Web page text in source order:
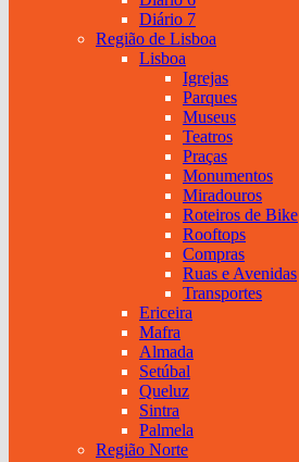
Diário 7
Região de Lisboa
Lisboa
Igrejas
Parques
Museus
Teatros
Praças
Monumentos
Miradouros
Roteiros de Bike
Rooftops
Compras
Ruas e Avenidas
Transportes
Ericeira
Mafra
Almada
Setúbal
Queluz
Sintra
Palmela
Região Norte